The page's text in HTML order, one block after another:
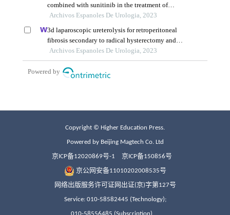
Copyright © Higher Education Press.
Powered by Beijing Magtech Co. Ltd
京ICP备12020869号-1 京ICP备150856号
京公网安备11010202008535号
网络出版服务许可证网出证(京)字第127号
Service: 010-58582445 (Technology);